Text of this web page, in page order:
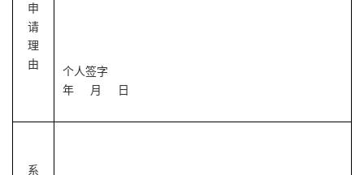
申
请
理
由
个人签字
年 月 日
系